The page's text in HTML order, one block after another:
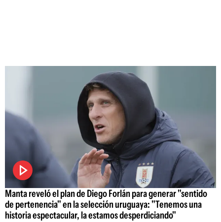
Manta reveló el plan de Diego Forlán para generar "sentido
de pertenencia" en la selección uruguaya: "Tenemos una
historia espectacular, la estamos desperdiciando"